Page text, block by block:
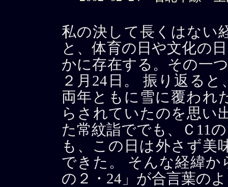
私の決して長くはない
と、体育の日や文化の
かに存在する。その一
２月24日。 振り返る
両年ともに雪に覆われ
らされていたのを思い
た常紋詣ででも、Ｃ11
も、この日は外さず美
できた。 そんな経緯か
の２・24」が合言葉の